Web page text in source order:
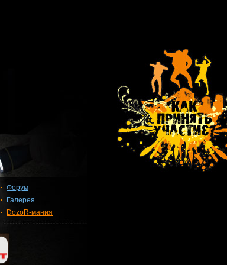
Форум
Галерея
DozoR-мания